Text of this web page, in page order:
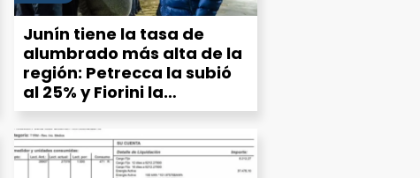
Junín tiene la tasa de
alumbrado más alta de la
región: Petrecca la subió
al 25% y Fiorini la
mantiene